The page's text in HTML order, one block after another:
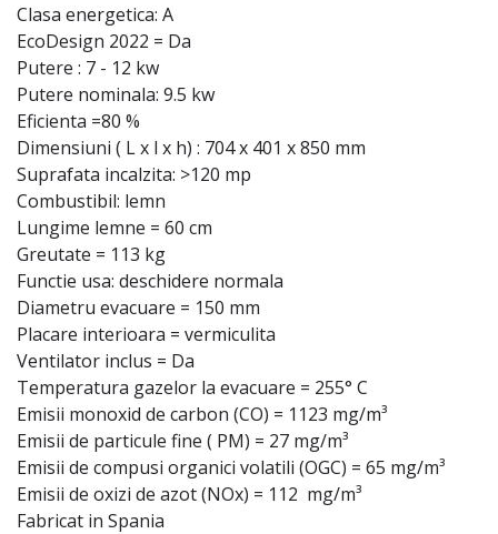
Clasa energetica: A
EcoDesign 2022 = Da
Putere : 7 - 12 kw
Putere nominala: 9.5 kw
Eficienta =80 %
Dimensiuni ( L x l x h) : 704 x 401 x 850 mm
Suprafata incalzita: >120 mp
Combustibil: lemn
Lungime lemne = 60 cm
Greutate = 113 kg
Functie usa: deschidere normala
Diametru evacuare = 150 mm
Placare interioara = vermiculita
Ventilator inclus = Da
Temperatura gazelor la evacuare = 255° C
Emisii monoxid de carbon (CO) = 1123 mg/m³
Emisii de particule fine ( PM) = 27 mg/m³
Emisii de compusi organici volatili (OGC) = 65 mg/m³
Emisii de oxizi de azot (NOx) = 112 mg/m³
Fabricat in Spania